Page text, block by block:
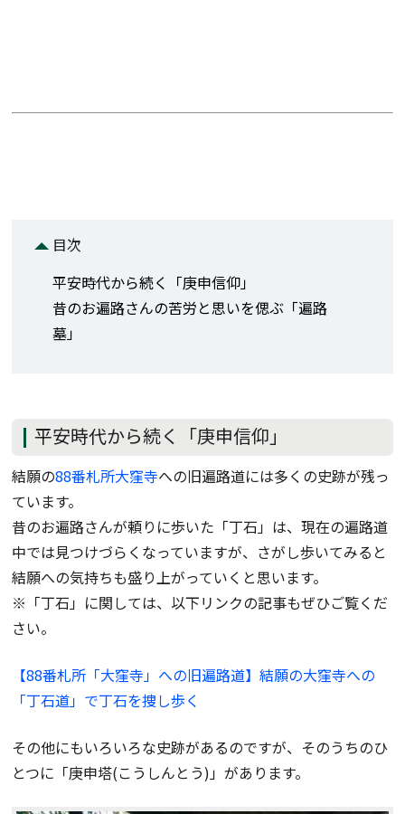
目次
平安時代から続く「庚申信仰」
昔のお遍路さんの苦労と思いを偲ぶ「遍路
墓」
平安時代から続く「庚申信仰」
結願の88番札所大窪寺への旧遍路道には多くの史跡が残っ
ています。
昔のお遍路さんが頼りに歩いた「丁石」は、現在の遍路道
中では見つけづらくなっていますが、さがし歩いてみると
結願への気持ちも盛り上がっていくと思います。
※「丁石」に関しては、以下リンクの記事もぜひご覧くだ
さい。
【88番札所「大窪寺」への旧遍路道】結願の大窪寺への
「丁石道」で丁石を捜し歩く
その他にもいろいろな史跡があるのですが、そのうちのひ
とつに「庚申塔(こうしんとう)」があります。